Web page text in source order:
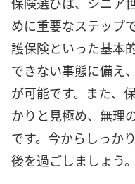
めに重要なステップ
護保険といった基本
できない事態に備え
が可能です。また、
かりと見極め、無理
です。今からしっか
後を過ごしましょう。